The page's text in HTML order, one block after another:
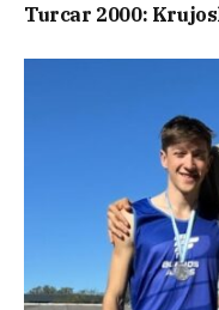
Turcar 2000: